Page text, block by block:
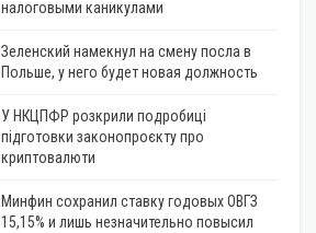
налоговыми каникулами
Зеленский намекнул на смену посла в
Польше, у него будет новая должность
У НКЦПФР розкрили подробиці
підготовки законопроєкту про
криптовалюти
Минфин сохранил ставку годовых ОВГЗ
15,15% и лишь незначительно повысил